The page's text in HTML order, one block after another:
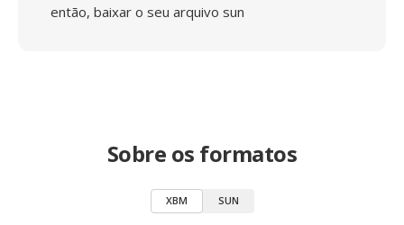
então, baixar o seu arquivo sun
Sobre os formatos
XBM SUN